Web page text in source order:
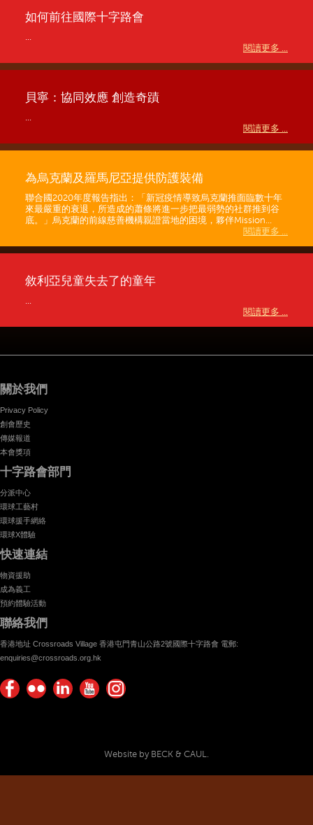
如何前往國際十字路會
閱讀更多 ...
貝寧：協同效應 創造奇蹟
閱讀更多 ...
為烏克蘭及羅馬尼亞提供防護裝備
聯合國2020年度報告指出：「新冠疫情導致烏克蘭推面臨數十年
來最嚴重的衰退，所造成的蕭條將進一步把最弱勢的社群推到谷
底。」烏克蘭的前線慈善機構親證當地的困境，夥伴Mission...
閱讀更多 ...
敘利亞兒童失去了的童年
閱讀更多 ...
關於我們
Privacy Policy
創會歷史
傳媒報道
本會獎項
十字路會部門
分派中心
環球工藝村
環球援手網絡
環球X體驗
快速連結
物資援助
成為義工
預約體驗活動
聯絡我們
香港地址 Crossroads Village 香港屯門青山公路2號國際十字路會 電郵:
enquiries@crossroads.org.hk
Website by BECK & CAUL.